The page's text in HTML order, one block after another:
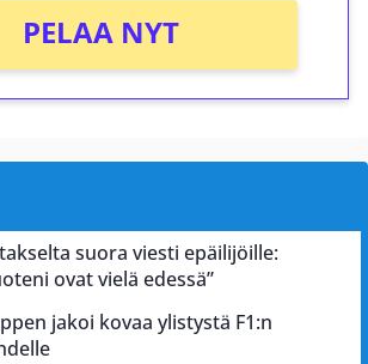
PELAA NYT
suora viesti epäilijöille:
ovat vielä edessä”
jakoi kovaa ylistystä F1:n